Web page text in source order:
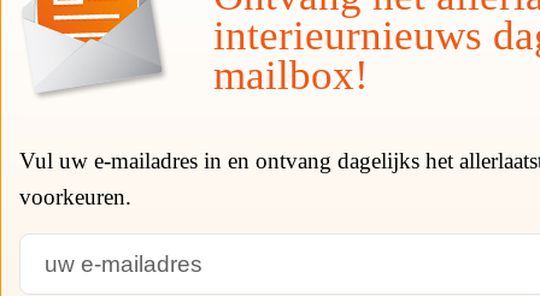
interieurnieuws
mailbox!
Vul uw e-mailadres in en ontvang dagelijks het
voorkeuren.